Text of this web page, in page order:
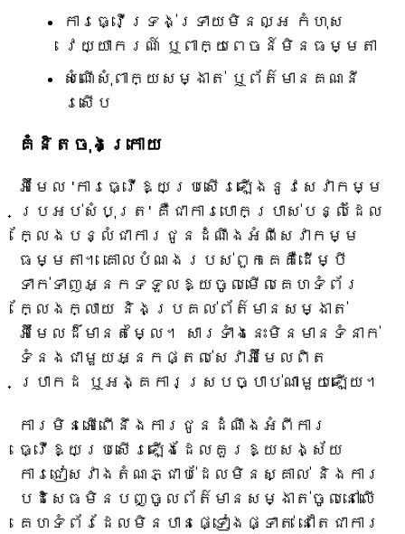
ការធ្វើទ្រង់ទ្រាយមិនល្អ កំហុស
វេយ្យាករណ៍ ឬពាក្យពេចន៍មិនធម្មតា
សំណើសុំពាក្យសម្ងាត់ ឬព័ត៌មានគណនី
រសើប
គំនិតចុងក្រោយ
អ៊ីមែល 'ការធ្វើឱ្យប្រសើរឡើងនូវសេវាកម្ម
ប្រអប់សំបុត្រ' គឺជាការបោកប្រាស់បន្លំដែល
ក្លែងបន្លំជាការជូនដំណឹងអំពីសេវាកម្ម
ធម្មតា។ គោលបំណងរបស់ពួកគេគឺដើម្បី
ទាក់ទាញអ្នកទទួលឱ្យចូលមើលគេហទំព័រ
ក្លែងក្លាយ និងប្រគល់ព័ត៌មានសម្ងាត់
អ៊ីមែលដ៏មានតម្លៃ។ សារទាំងនេះមិនមានទំនាក់
ទំនងជាមួយអ្នកផ្តល់សេវាអ៊ីមែលពិត
ប្រាកដ ឬអង្គការស្របច្បាប់ណាមួយឡើយ។
ការមិនអើពើនឹងការជូនដំណឹងអំពីការ
ធ្វើឱ្យប្រសើរឡើងដែលគួរឱ្យសង្ស័យ
ការជៀសវាងតំណភ្ជាប់ដែលមិនស្គាល់ និងការ
បដិសេធមិនបញ្ចូលព័ត៌មានសម្ងាត់ចូលនៅលើ
គេហទំព័រដែលមិនបានផ្ទៀងផ្ទាត់ នៅតែជាការ